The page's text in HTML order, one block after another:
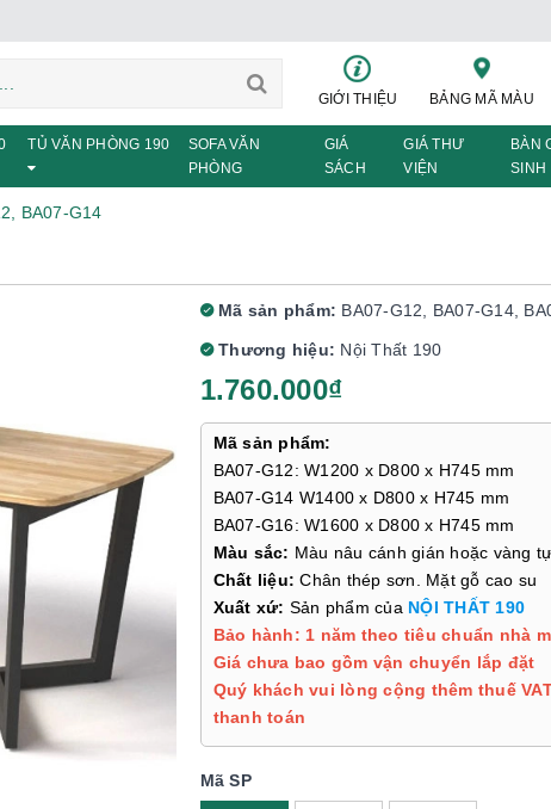
GIỚI THIỆU BẢNG MÃ MÀU
TỦ VĂN PHÒNG 190
SOFA VĂN
PHÒNG
GIÁ
SÁCH
GIÁ THƯ
VIỆN
BÀN
SINH
BA07-G14
Mã sản phẩm: BA07-G12, BA07-G14,
Thương hiệu: Nội Thất 190
1.760.000₫
Mã sản phẩm:
BA07-G12: W1200 x D800 x H745 mm
BA07-G14 W1400 x D800 x H745 mm
BA07-G16: W1600 x D800 x H745 mm
Màu sắc: Màu nâu cánh gián hoặc vàng
Chất liệu: Chân thép sơn. Mặt gỗ cao su
Xuất xứ: Sản phẩm của NỘI THẤT 190
Bảo hành: 1 năm theo tiêu chuẩn nhà
Giá chưa bao gồm vận chuyển lắp đặt
Quý khách vui lòng cộng thêm thuế
thanh toán
Mã SP